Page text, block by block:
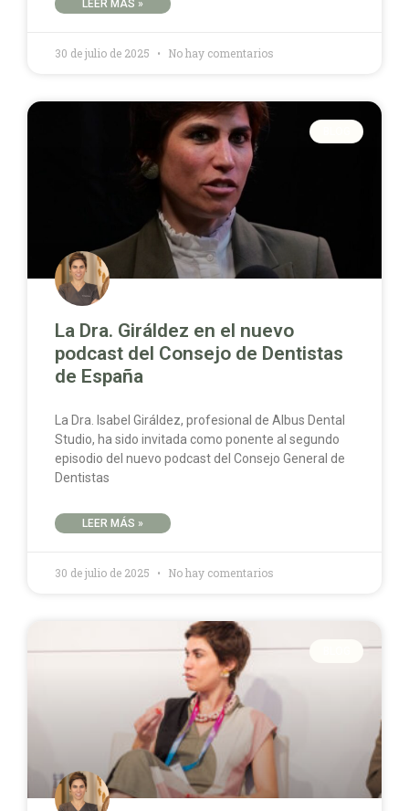
LEER MÁS »
30 de julio de 2025 No hay comentarios
La Dra. Giráldez en el nuevo
podcast del Consejo de Dentistas
de España
La Dra. Isabel Giráldez, profesional de Albus Dental
Studio, ha sido invitada como ponente al segundo
episodio del nuevo podcast del Consejo General de
Dentistas
LEER MÁS »
30 de julio de 2025 No hay comentarios